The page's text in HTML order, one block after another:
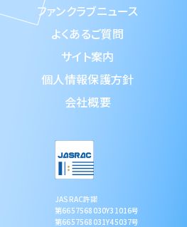
ファンクラブニュース
よくあるご質問
サイト案内
個人情報保護方針
会社概要
JASRAC許諾
第6657568030Y31016号
第6657568031Y45037号